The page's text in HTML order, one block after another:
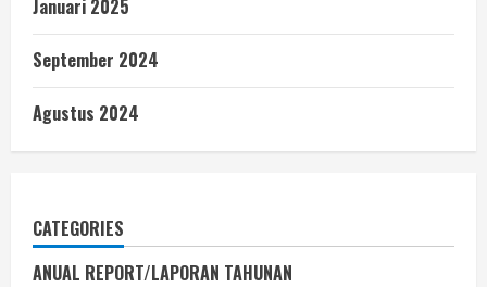
Januari 2025
September 2024
Agustus 2024
CATEGORIES
ANUAL REPORT/LAPORAN TAHUNAN